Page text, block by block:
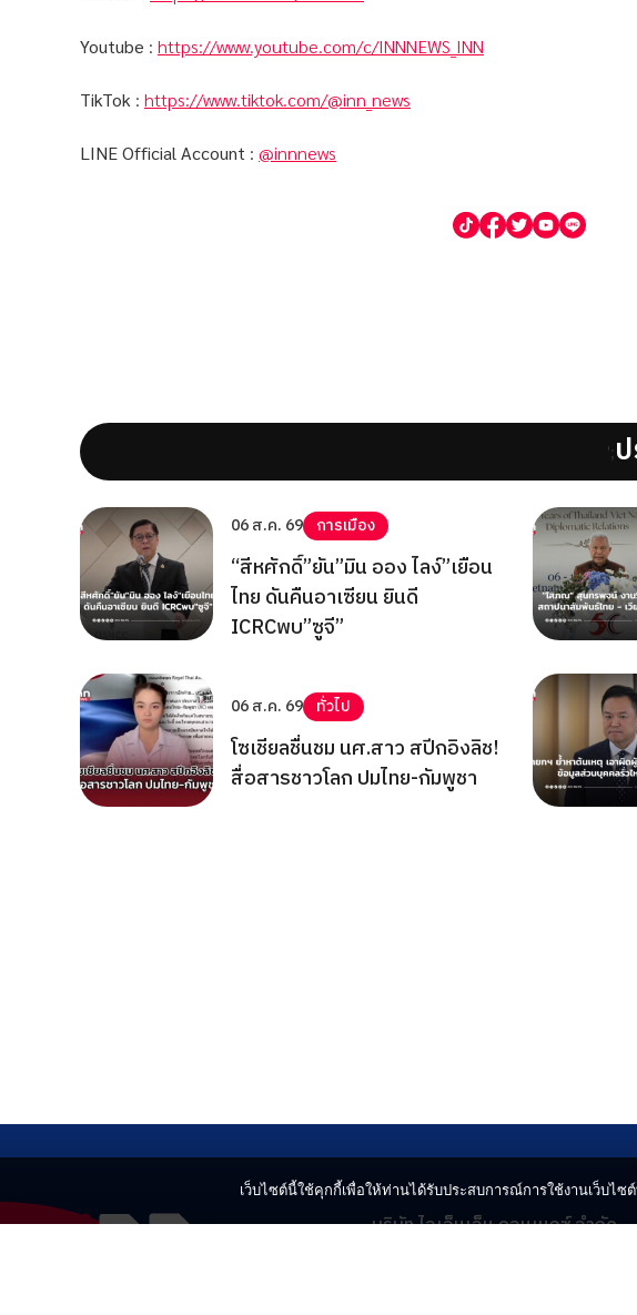
Youtube : https://www.youtube.com/c/INNNEWS_INN
TikTok : https://www.tiktok.com/@inn_news
LINE Official Account : @innnews
';
06 ส.ค. 69 การเมือง
“สีหศักดิ์”ยัน”มิน ออง ไลง์”เยือน
ไทย ดันคืนอาเซียน ยินดี
ICRCพบ”ซูจี”
06 ส.ค. 69 ทั่วไป
โซเชียลชื่นชม นศ.สาว สปีกอิงลิช!
สื่อสารชาวโลก ปมไทย-กัมพูชา
บริษัท ไอเอ็นเอ็น คอนเนกซ์ จำกัด
เว็บไซต์นี้ใช้คุกกี้เพื่อให้ท่านได้รับประสบการณ์การใช้งานเว็บไซ